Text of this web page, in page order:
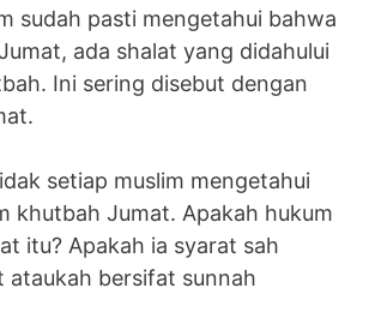
sudah pasti mengetahui bahwa
ada shalat yang didahului
Ini sering disebut dengan
setiap muslim mengetahui
khutbah Jumat. Apakah hukum
itu? Apakah ia syarat sah
ataukah bersifat sunnah